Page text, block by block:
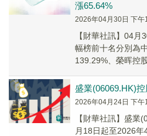
漲65.64%
2026年04月30日 下午
【財華社訊】04
幅榜前十名分別為
139.29%、榮晖控
盛業(06069.HK)
2026年04月24日 下午
【財華社訊】盛業
月18日起至2026